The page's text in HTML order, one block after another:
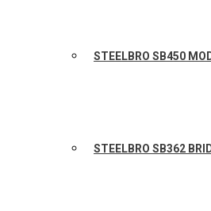
STEELBRO SB450
STEELBRO SB362